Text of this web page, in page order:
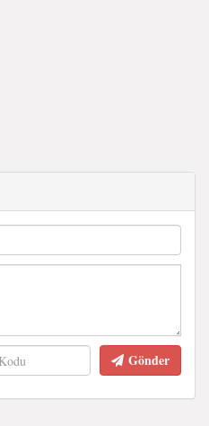
Gönder